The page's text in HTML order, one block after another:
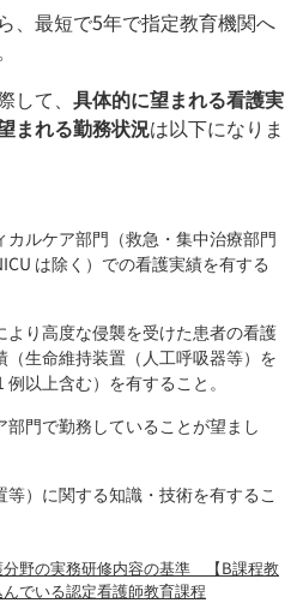
、最短で5年で指定教育機関へ
て、 具体的に望まれる看護実
まれる勤務状況は以下になりま
カルケア部門（救急・集中治療部門
は除く）での看護実績を有する
より高度な侵襲を受けた患者の看護
（生命維持装置（人工呼吸器等）を
以上含む）を有すること。
門で勤務していることが望まし
）に関する知識・技術を有するこ
野の実務研修内容の基準 【B課程教
でいる認定看護師教育課程